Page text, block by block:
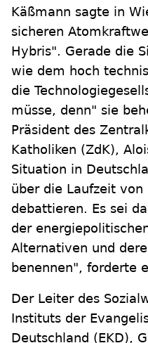
Käßmann sagte in
sicheren
Hybris". Gerade die
wie dem hoch
die
müsse, denn" sie
Präsident des
Katholiken (ZdK),
Situation in
über die Laufzeit von
debattieren. Es sei
der
Alternativen und
benennen", forderte
Der Leiter des
Instituts der
Deutschland (EKD),